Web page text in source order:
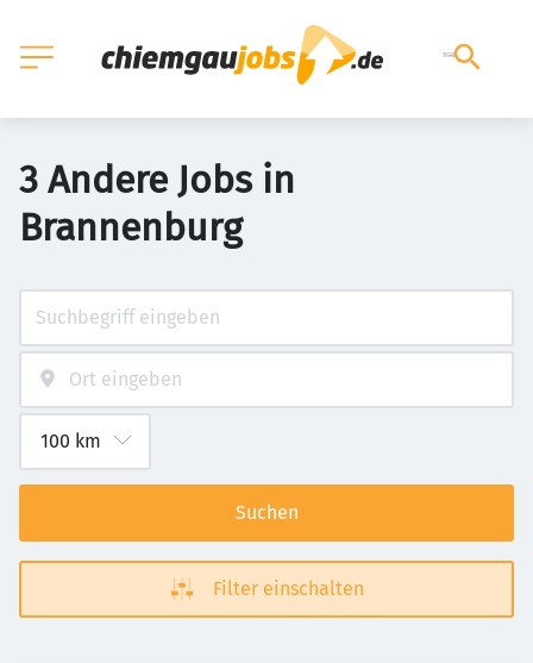
3 Andere Jobs in
Brannenburg
Suchen
Filter einschalten